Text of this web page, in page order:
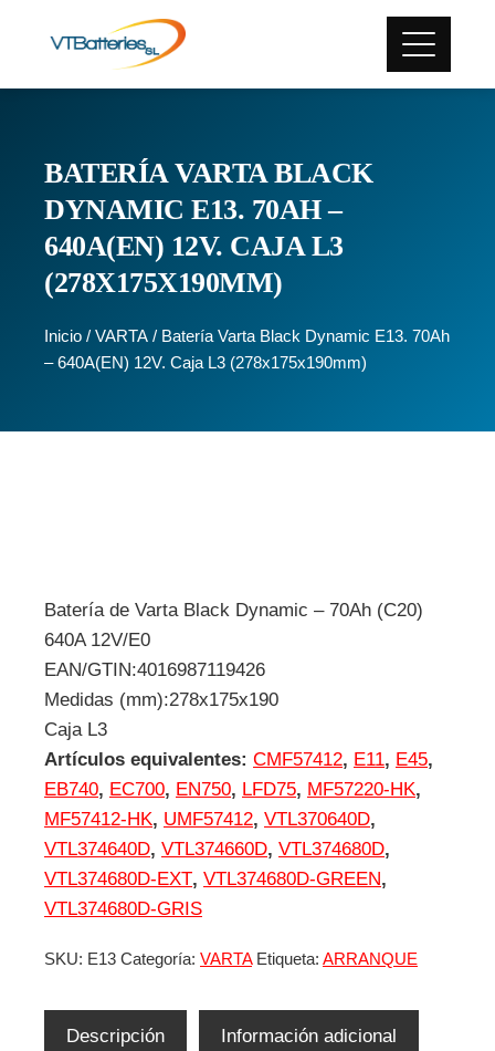
BATERÍA VARTA BLACK
DYNAMIC E13. 70AH –
640A(EN) 12V. CAJA L3
(278X175X190MM)
Inicio / VARTA / Batería Varta Black Dynamic E13. 70Ah
– 640A(EN) 12V. Caja L3 (278x175x190mm)
Batería de Varta Black Dynamic – 70Ah (C20)
640A 12V/E0
EAN/GTIN:4016987119426
Medidas (mm):278x175x190
Caja L3
Artículos equivalentes: CMF57412, E11, E45,
EB740, EC700, EN750, LFD75, MF57220-HK,
MF57412-HK, UMF57412, VTL370640D,
VTL374640D, VTL374660D, VTL374680D,
VTL374680D-EXT, VTL374680D-GREEN,
VTL374680D-GRIS
SKU: E13 Categoría: VARTA Etiqueta: ARRANQUE
Descripción Información adicional